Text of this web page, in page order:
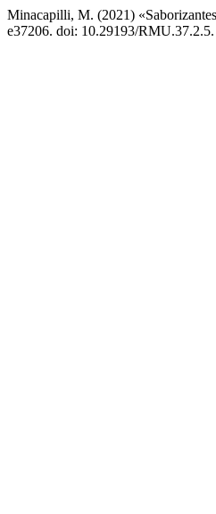
Minacapilli, M. (2021)
e37206. doi: 10.29193/RMU.37.2.5.